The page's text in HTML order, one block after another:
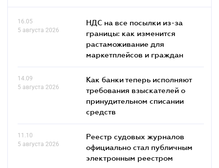
16.05
5 августа 2026
НДС на все посылки из-за
границы: как изменится
растаможивание для
маркетплейсов и граждан
14.09
5 августа 2026
Как банки теперь исполняют
требования взыскателей о
принудительном списании
средств
11.10
5 августа 2026
Реестр судовых журналов
официально стал публичным
электронным реестром